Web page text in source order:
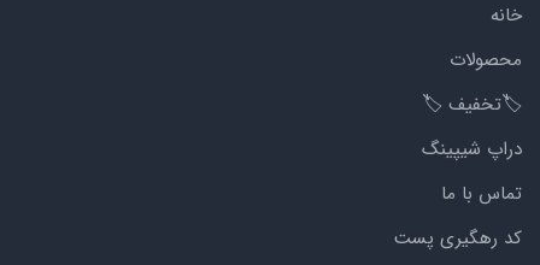
خانه
محصولات
🏷️تخفیف 🏷️
دراپ شیپینگ
تماس با ما
کد رهگیری پست